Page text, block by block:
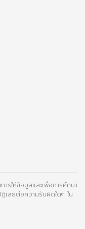
รให้ข้อมูลและเพื่อการศึกษา
เสธต่อความรับผิดใดๆ ใน